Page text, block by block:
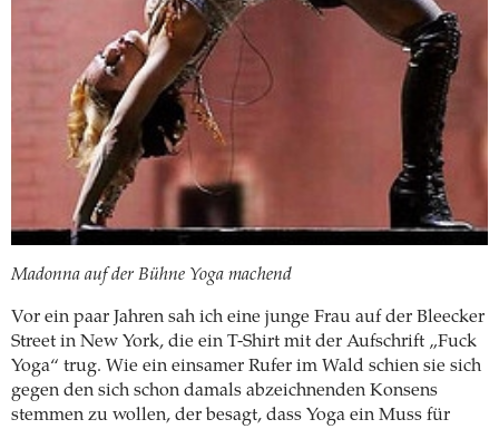
Madonna auf der Bühne Yoga machend
Vor ein paar Jahren sah ich eine junge Frau auf der Bleecker
Street in New York, die ein T-Shirt mit der Aufschrift „Fuck
Yoga“ trug. Wie ein einsamer Rufer im Wald schien sie sich
gegen den sich schon damals abzeichnenden Konsens
stemmen zu wollen, der besagt, dass Yoga ein Muss für